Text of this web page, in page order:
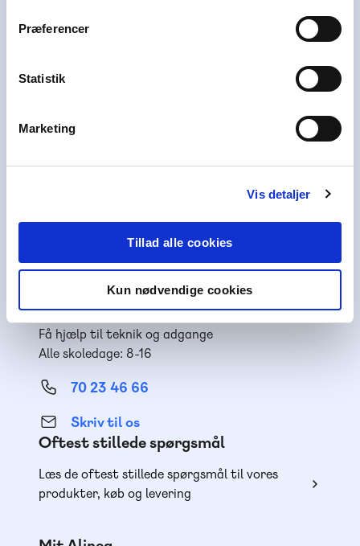
Præferencer
Statistik
Marketing
Vis detaljer
Tillad alle cookies
Kun nødvendige cookies
Ordblindetræning
Kundeservice
Alle skoledage: 10-15
70 25 46 66
Nyhedsbrev
Få inspiration og viden til din undervisning
Teknisk support
Få hjælp til teknik og adgange
Alle skoledage: 8-16
70 23 46 66
Skriv til os
Oftest stillede spørgsmål
Læs de oftest stillede spørgsmål til vores
produkter, køb og levering